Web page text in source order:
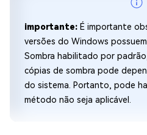
importante: É importante
versões do Windows
Sombra habilitado por
cópias de sombra pode
do sistema. Portanto, pode
método não seja aplicável.